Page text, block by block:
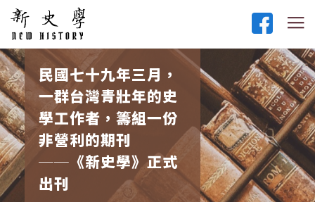
民國七十九年三月，
一群台灣青壯年的史
學工作者，籌組一份
非營利的期刊
──《新史學》正式
出刊